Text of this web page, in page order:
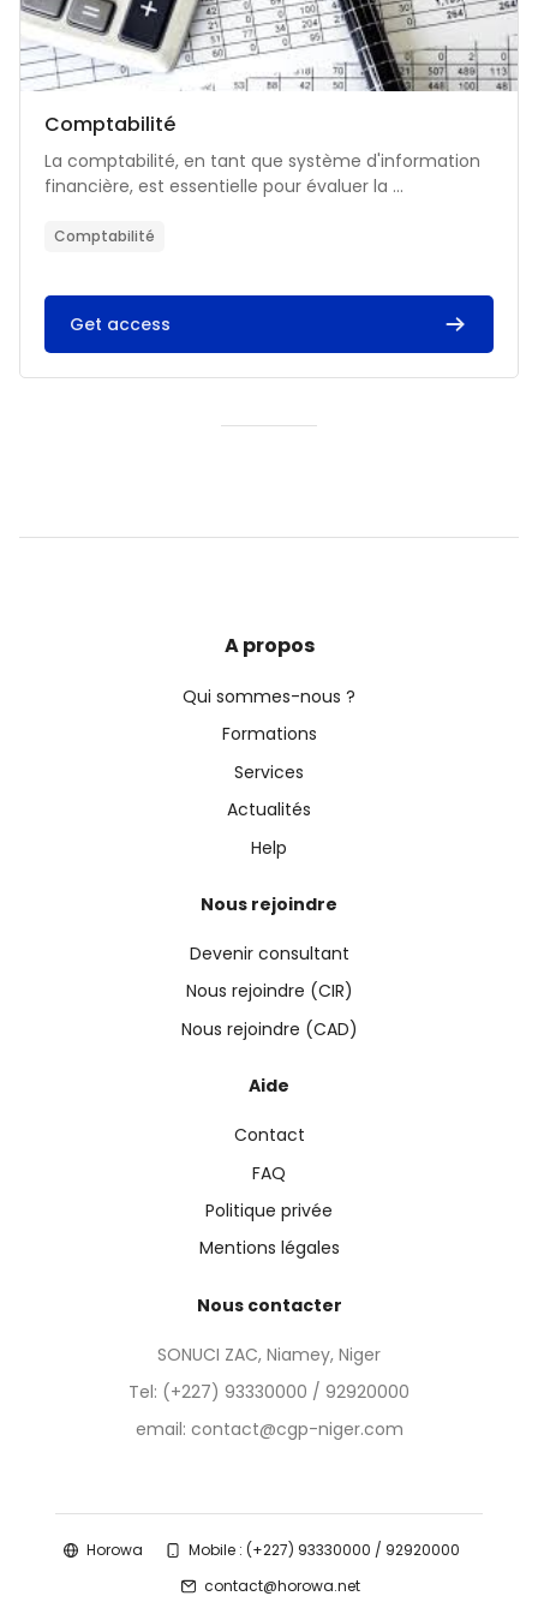
Catégorie de cours
Nom du cours
Comptabilité
Résumé du cours :
La comptabilité, en tant que système d'information
financière, est essentielle pour évaluer la ...
Comptabilité
Get access
A propos
Qui sommes-nous ?
Formations
Services
Actualités
Help
Nous rejoindre
Devenir consultant
Nous rejoindre (CIR)
Nous rejoindre (CAD)
Aide
Contact
FAQ
Politique privée
Mentions légales
Nous contacter
SONUCI ZAC, Niamey, Niger
Tel: (+227) 93330000 / 92920000
email: contact@cgp-niger.com
Horowa
Mobile : (+227) 93330000 / 92920000
contact@horowa.net